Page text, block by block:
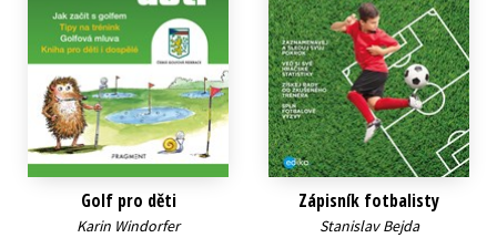
Golf pro děti
Karin Windorfer
Zápisník fotbalisty
Stanislav Bejda